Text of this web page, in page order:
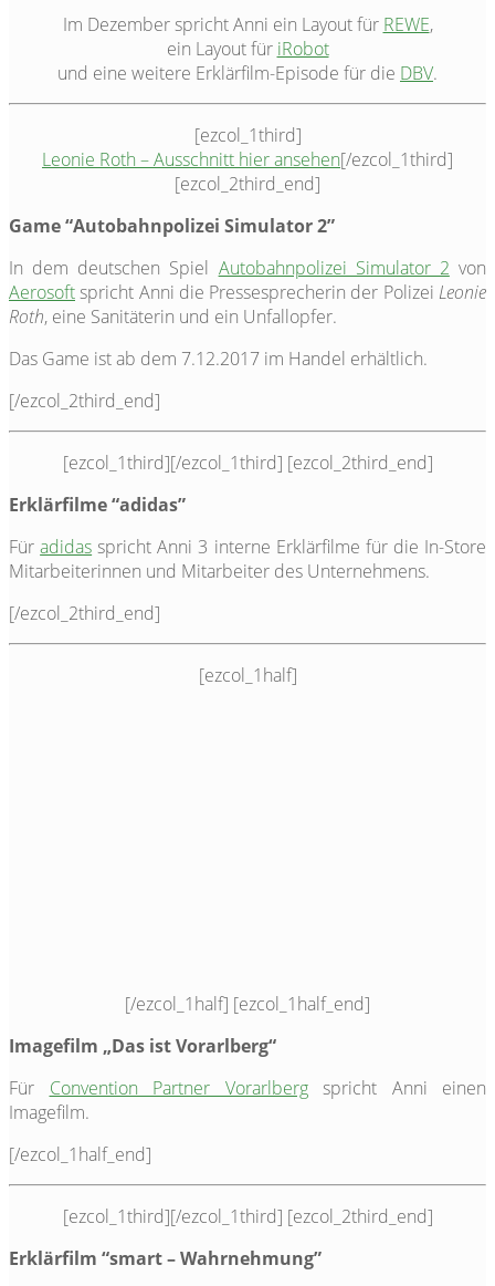
Im Dezember spricht Anni ein Layout für REWE,
ein Layout für iRobot
und eine weitere Erklärfilm-Episode für die DBV.
[ezcol_1third]
Leonie Roth – Ausschnitt hier ansehen[/ezcol_1third]
[ezcol_2third_end]
Game “Autobahnpolizei Simulator 2”
In dem deutschen Spiel Autobahnpolizei Simulator 2 von
Aerosoftspricht Anni die Pressesprecherin der Polizei Leonie
Roth, eine Sanitäterin und ein Unfallopfer.
Das Game ist ab dem 7.12.2017 im Handel erhältlich.
[/ezcol_2third_end]
[ezcol_1third][/ezcol_1third] [ezcol_2third_end]
Erklärfilme “adidas”
Füradidas spricht Anni 3 interne Erklärfilme für die In-Store
Mitarbeiterinnen und Mitarbeiter des Unternehmens.
[/ezcol_2third_end]
[ezcol_1half]
[/ezcol_1half] [ezcol_1half_end]
Imagefilm „Das ist Vorarlberg“
Für Convention Partner Vorarlbergspricht Anni einen
Imagefilm.
[/ezcol_1half_end]
[ezcol_1third][/ezcol_1third] [ezcol_2third_end]
Erklärfilm “smart – Wahrnehmung”